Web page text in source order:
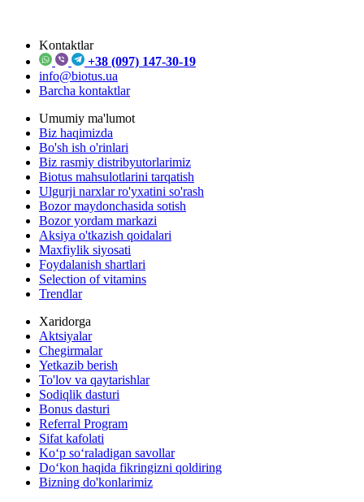
Kontaktlar
+38 (097) 147-30-19
info@biotus.ua
Barcha kontaktlar
Umumiy ma'lumot
Biz haqimizda
Bo'sh ish o'rinlari
Biz rasmiy distribyutorlarimiz
Biotus mahsulotlarini tarqatish
Ulgurji narxlar ro'yxatini so'rash
Bozor maydonchasida sotish
Bozor yordam markazi
Aksiya o'tkazish qoidalari
Maxfiylik siyosati
Foydalanish shartlari
Selection of vitamins
Trendlar
Xaridorga
Aktsiyalar
Chegirmalar
Yetkazib berish
To'lov va qaytarishlar
Sodiqlik dasturi
Bonus dasturi
Referral Program
Sifat kafolati
Ko‘p so‘raladigan savollar
Do‘kon haqida fikringizni qoldiring
Bizning do'konlarimiz